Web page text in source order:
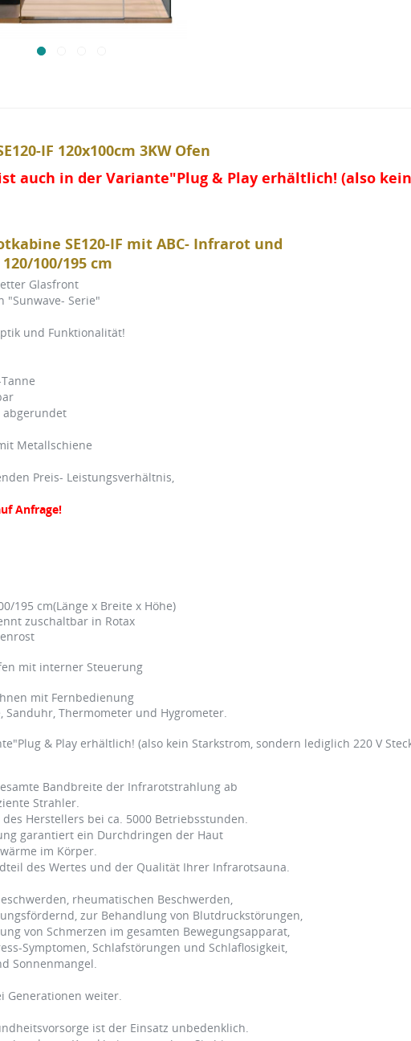
IF 120x100cm 3KW Ofen
auch in der Variante"Plug & Play erhältlich! (also
SE120-IF mit ABC- Infrarot und
100/195 cm
Glasfront
"Sunwave- Serie"
und Funktionalität!
abgerundet
Metallschiene
Preis- Leistungsverhältnis,
Anfrage!
195 cm(Länge x Breite x Höhe)
zuschaltbar in Rotax
mit interner Steuerung
mit Fernbedienung
Sanduhr, Thermometer und Hygrometer.
& Play erhältlich! (also kein Starkstrom, sondern lediglich 220 V
Bandbreite der Infrarotstrahlung ab
Strahler.
Herstellers bei ca. 5000 Betriebsstunden.
garantiert ein Durchdringen der Haut
im Körper.
des Wertes und der Qualität Ihrer Infrarotsauna.
rheumatischen Beschwerden,
zur Behandlung von Blutdruckstörungen,
von Schmerzen im gesamten Bewegungsapparat,
Symptomen, Schlafstörungen und Schlaflosigkeit,
Sonnenmangel.
Generationen weiter.
ist der Einsatz unbedenklich.